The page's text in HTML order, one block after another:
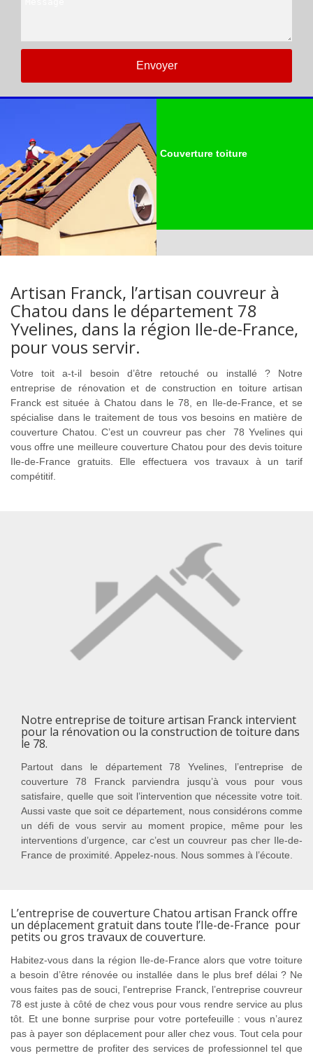
Couverture toiture
Artisan Franck, l’artisan couvreur à
Chatou dans le département 78
Yvelines, dans la région Ile-de-France,
pour vous servir.
Votre toit a-t-il besoin d’être retouché ou installé ? Notre
entreprise de rénovation et de construction en toiture artisan
Franck est située à Chatou dans le 78, en Ile-de-France, et se
spécialise dans le traitement de tous vos besoins en matière de
couverture Chatou. C’est un couvreur pas cher 78 Yvelines qui
vous offre une meilleure couverture Chatou pour des devis toiture
Ile-de-France gratuits. Elle effectuera vos travaux à un tarif
compétitif.
Notre entreprise de toiture artisan Franck intervient
pour la rénovation ou la construction de toiture dans
le 78.
Partout dans le département 78 Yvelines, l’entreprise de
couverture 78 Franck parviendra jusqu’à vous pour vous
satisfaire, quelle que soit l’intervention que nécessite votre toit.
Aussi vaste que soit ce département, nous considérons comme
un défi de vous servir au moment propice, même pour les
interventions d’urgence, car c’est un couvreur pas cher Ile-de-
France de proximité. Appelez-nous. Nous sommes à l’écoute.
L’entreprise de couverture Chatou artisan Franck offre
un déplacement gratuit dans toute l’Ile-de-France pour
petits ou gros travaux de couverture.
Habitez-vous dans la région Ile-de-France alors que votre toiture
a besoin d’être rénovée ou installée dans le plus bref délai ? Ne
vous faites pas de souci, l'entreprise Franck, l’entreprise couvreur
78 est juste à côté de chez vous pour vous rendre service au plus
tôt. Et une bonne surprise pour votre portefeuille : vous n’aurez
pas à payer son déplacement pour aller chez vous. Tout cela pour
vous permettre de profiter des services de professionnel tel que